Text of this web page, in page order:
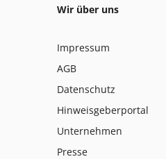
Wir über uns
Impressum
AGB
Datenschutz
Hinweisgeberportal
Unternehmen
Presse